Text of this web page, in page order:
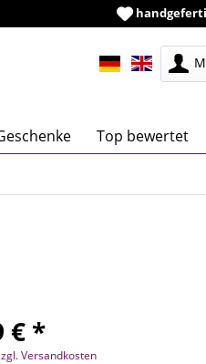
Top bewertet
€ *
Versandkosten